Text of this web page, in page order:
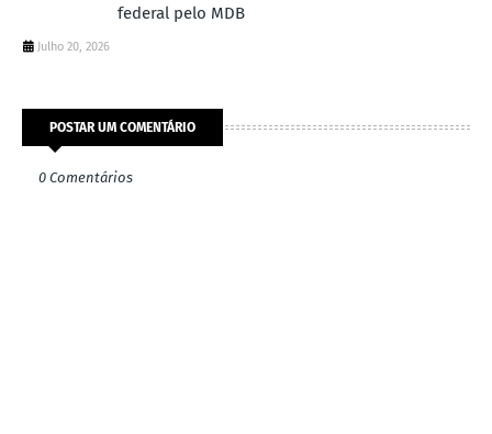
federal pelo MDB
Julho 20, 2026
POSTAR UM COMENTÁRIO
0 Comentários